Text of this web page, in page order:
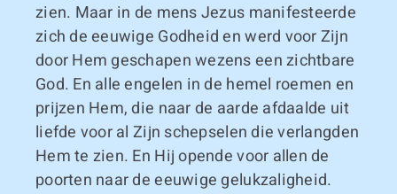
zien. Maar in de mens Jezus manifesteerde
zich de eeuwige Godheid en werd voor Zijn
door Hem geschapen wezens een zichtbare
God. En alle engelen in de hemel roemen en
prijzen Hem, die naar de aarde afdaalde uit
liefde voor al Zijn schepselen die verlangden
Hem te zien. En Hij opende voor allen de
poorten naar de eeuwige gelukzaligheid.